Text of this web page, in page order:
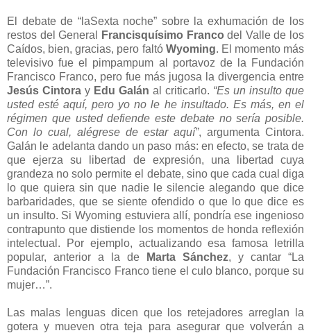
El debate de “laSexta noche” sobre la exhumación de los
restos del General
Francisquísimo Franco del Valle de los
Caídos, bien, gracias, pero faltó Wyoming. El momento más
televisivo fue el pimpampum al portavoz de la Fundación
Francisco Franco, pero fue más jugosa la divergencia entre
Jesús Cintora y Edu Galán al criticarlo. “Es un insulto que
usted esté aquí, pero yo no le he insultado. Es más, en el
régimen que usted defiende este debate no sería posible.
Con lo cual, alégrese de estar aquí”, argumenta Cintora.
Galán le adelanta dando un paso más: en efecto, se trata de
que ejerza su libertad de expresión, una libertad cuya
grandeza no solo permite el debate, sino que cada cual diga
lo que quiera sin que nadie le silencie alegando que dice
barbaridades, que se siente ofendido o que lo que dice es
un insulto. Si Wyoming estuviera allí, pondría ese ingenioso
contrapunto que distiende los momentos de honda reflexión
intelectual. Por ejemplo, actualizando esa famosa letrilla
popular, anterior a la de
Marta Sánchez, y cantar “La
Fundación Francisco Franco tiene el culo blanco, porque su
mujer…”.
Las malas lenguas dicen que los retejadores arreglan la
gotera y mueven otra teja para asegurar que volverán a